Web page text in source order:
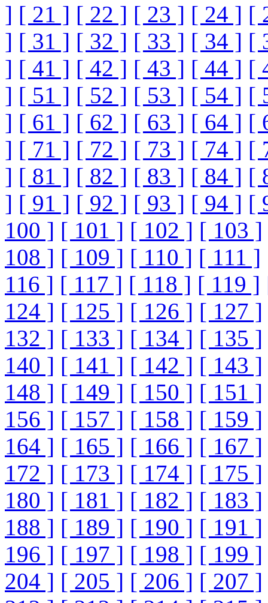
] [ 21 ] [ 22 ] [ 23 ] [ 24 ] [
] [ 31 ] [ 32 ] [ 33 ] [ 34 ] [
] [ 41 ] [ 42 ] [ 43 ] [ 44 ] [
] [ 51 ] [ 52 ] [ 53 ] [ 54 ] [
] [ 61 ] [ 62 ] [ 63 ] [ 64 ] [
] [ 71 ] [ 72 ] [ 73 ] [ 74 ] [
] [ 81 ] [ 82 ] [ 83 ] [ 84 ] [
] [ 91 ] [ 92 ] [ 93 ] [ 94 ] [
100 ] [ 101 ] [ 102 ] [ 103 ]
108 ] [ 109 ] [ 110 ] [ 111 ]
116 ] [ 117 ] [ 118 ] [ 119 ]
124 ] [ 125 ] [ 126 ] [ 127 ]
132 ] [ 133 ] [ 134 ] [ 135 ]
140 ] [ 141 ] [ 142 ] [ 143 ]
148 ] [ 149 ] [ 150 ] [ 151 ]
156 ] [ 157 ] [ 158 ] [ 159 ]
164 ] [ 165 ] [ 166 ] [ 167 ]
172 ] [ 173 ] [ 174 ] [ 175 ]
180 ] [ 181 ] [ 182 ] [ 183 ]
188 ] [ 189 ] [ 190 ] [ 191 ]
196 ] [ 197 ] [ 198 ] [ 199 ]
204 ] [ 205 ] [ 206 ] [ 207 ]